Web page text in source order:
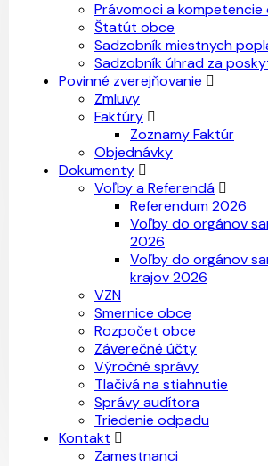
Právomoci a kompetencie
Štatút obce
Sadzobník miestnych
Sadzobník úhrad za
Povinné zverejňovanie
Zmluvy
Faktúry
Zoznamy Faktúr
Objednávky
Dokumenty
Voľby a Referendá
Referendum 2026
Voľby do orgánov
2026
Voľby do orgánov
krajov 2026
VZN
Smernice obce
Rozpočet obce
Záverečné účty
Výročné správy
Tlačivá na stiahnutie
Správy audítora
Triedenie odpadu
Kontakt
Zamestnanci